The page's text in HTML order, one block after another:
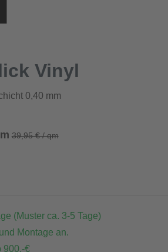
Vinyl
0,40 mm
39,95 € / qm
(Muster ca. 3-5 Tage)
Montage an.
900,-€